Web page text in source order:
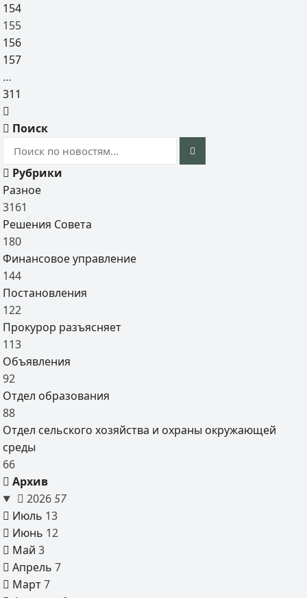
154
155
156
157
…
311
Поиск
Рубрики
Разное
3161
Решения Совета
180
Финансовое управление
144
Постановления
122
Прокурор разъясняет
113
Объявления
92
Отдел образования
88
Отдел сельского хозяйства и охраны окружающей
среды
66
Архив
202657
Июль 13
Июнь 12
Май3
Апрель7
Март7